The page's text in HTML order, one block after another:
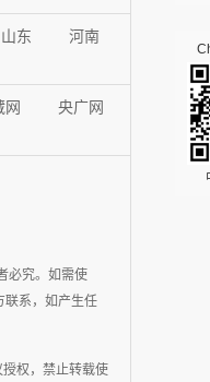
山东
河南
网
央广网
必究。如需使
联系，如产生任
权，禁止转载使